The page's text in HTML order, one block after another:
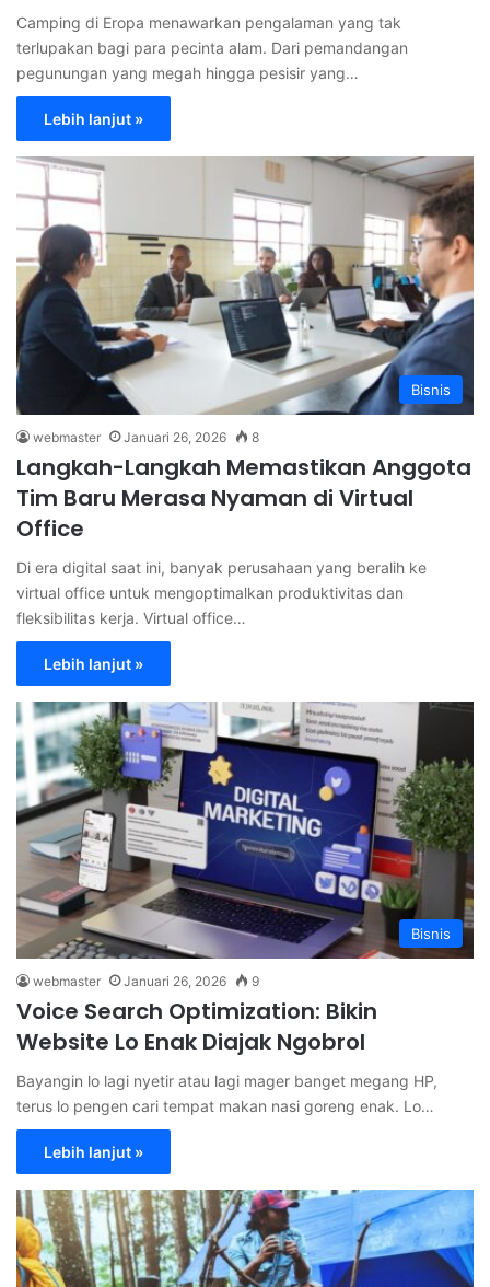
Camping di Eropa menawarkan pengalaman yang tak
terlupakan bagi para pecinta alam. Dari pemandangan
pegunungan yang megah hingga pesisir yang…
Lebih lanjut »
Bisnis
webmaster Januari 26, 2026 8
Langkah-Langkah Memastikan Anggota
Tim Baru Merasa Nyaman di Virtual
Office
Di era digital saat ini, banyak perusahaan yang beralih ke
virtual office untuk mengoptimalkan produktivitas dan
fleksibilitas kerja. Virtual office…
Lebih lanjut »
Bisnis
webmaster Januari 26, 2026 9
Voice Search Optimization: Bikin
Website Lo Enak Diajak Ngobrol
Bayangin lo lagi nyetir atau lagi mager banget megang HP,
terus lo pengen cari tempat makan nasi goreng enak. Lo…
Lebih lanjut »